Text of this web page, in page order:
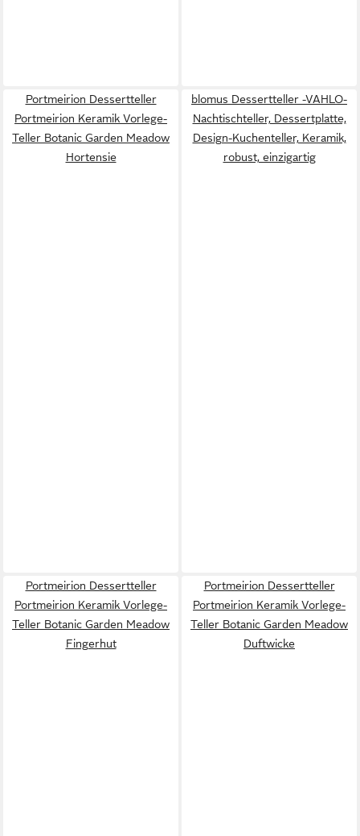
Portmeirion Dessertteller
Portmeirion Keramik Vorlege-
Teller Botanic Garden Meadow
Hortensie
blomus Dessertteller -VAHLO-
Nachtischteller, Dessertplatte,
Design-Kuchenteller, Keramik,
robust, einzigartig
Portmeirion Dessertteller
Portmeirion Keramik Vorlege-
Teller Botanic Garden Meadow
Fingerhut
Portmeirion Dessertteller
Portmeirion Keramik Vorlege-
Teller Botanic Garden Meadow
Duftwicke